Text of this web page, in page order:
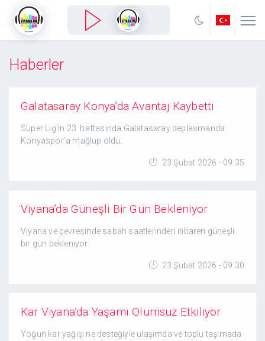
Haberler
Galatasaray Konya’da Avantaj Kaybetti
Süper Lig’in 23. haftasında Galatasaray deplasmanda
Konyaspor’a mağlup oldu.
23 Şubat 2026 - 09:35
Viyana’da Güneşli Bir Gün Bekleniyor
Viyana ve çevresinde sabah saatlerinden itibaren güneşli
bir gün bekleniyor.
23 Şubat 2026 - 09:30
Kar Viyana’da Yaşamı Olumsuz Etkiliyor
Yoğun kar yağışı ne desteğiyle ulaşımda ve toplu taşımada